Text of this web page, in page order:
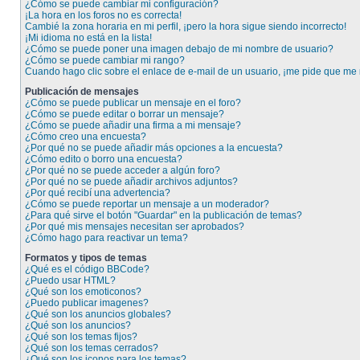
¿Cómo se puede cambiar mi configuración?
¡La hora en los foros no es correcta!
Cambié la zona horaria en mi perfil, ¡pero la hora sigue siendo incorrecto!
¡Mi idioma no está en la lista!
¿Cómo se puede poner una imagen debajo de mi nombre de usuario?
¿Cómo se puede cambiar mi rango?
Cuando hago clic sobre el enlace de e-mail de un usuario, ¡me pide que me
Publicación de mensajes
¿Cómo se puede publicar un mensaje en el foro?
¿Cómo se puede editar o borrar un mensaje?
¿Cómo se puede añadir una firma a mi mensaje?
¿Cómo creo una encuesta?
¿Por qué no se puede añadir más opciones a la encuesta?
¿Cómo edito o borro una encuesta?
¿Por qué no se puede acceder a algún foro?
¿Por qué no se puede añadir archivos adjuntos?
¿Por qué recibí una advertencia?
¿Cómo se puede reportar un mensaje a un moderador?
¿Para qué sirve el botón "Guardar" en la publicación de temas?
¿Por qué mis mensajes necesitan ser aprobados?
¿Cómo hago para reactivar un tema?
Formatos y tipos de temas
¿Qué es el código BBCode?
¿Puedo usar HTML?
¿Qué son los emoticonos?
¿Puedo publicar imagenes?
¿Qué son los anuncios globales?
¿Qué son los anuncios?
¿Qué son los temas fijos?
¿Qué son los temas cerrados?